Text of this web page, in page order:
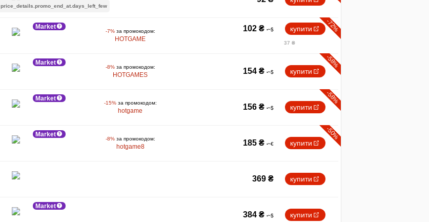
price_details.promo_end_at.days_left_few
Market
-7%за промокодом:
HOTGAME
-72%
102 ₴ купити
37 ₴
Market
-8%за промокодом:
HOTGAMES
-58%
154 ₴ купити
Market
-15%за промокодом:
hotgame
-58%
156 ₴ купити
Market
-8%за промокодом:
hotgame8
-50%
185 ₴ купити
369 ₴ купити
Market
384 ₴ купити